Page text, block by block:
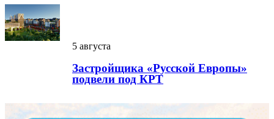
5 августа
Застройщика «Русской Европы»
подвели под КРТ